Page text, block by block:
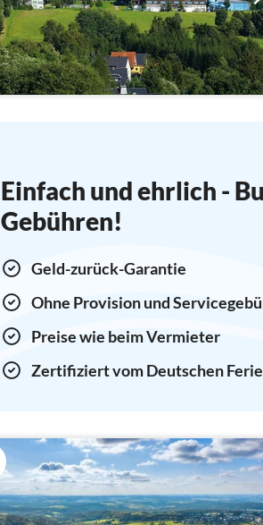
Einfach und ehrlich -
Gebühren!
Geld-zurück-Garantie
Ohne Provision und
Preise wie beim Vermieter
Zertifiziert vom Deutschen